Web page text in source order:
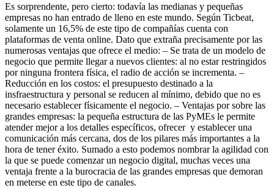
Es sorprendente, pero cierto: todavía las medianas y pequeñas
empresas no han entrado de lleno en este mundo. Según Ticbeat,
solamente un 16,5% de este tipo de compañías cuenta con
plataformas de venta online. Dato que extraña precisamente por las
numerosas ventajas que ofrece el medio: – Se trata de un modelo de
negocio que permite llegar a nuevos clientes: al no estar restringidos
por ninguna frontera física, el radio de acción se incrementa. –
Reducción en los costos: el presupuesto destinado a la
insfraestructura y personal se reducen al mínimo, debido que no es
necesario establecer físicamente el negocio. – Ventajas por sobre las
grandes empresas: la pequeña estructura de las PyMEs le permite
atender mejor a los detalles específicos, ofrecer y establecer una
comunicación más cercana, dos de los pilares más importantes a la
hora de tener éxito. Sumado a esto podemos nombrar la agilidad con
la que se puede comenzar un negocio digital, muchas veces una
ventaja frente a la burocracia de las grandes empresas que demoran
en meterse en este tipo de canales.